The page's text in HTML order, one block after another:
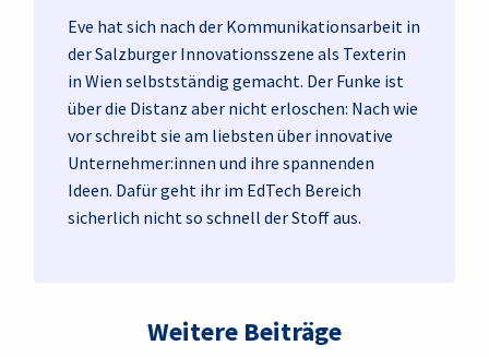
Eve hat sich nach der Kommunikationsarbeit in
der Salzburger Innovationsszene als Texterin
in Wien selbstständig gemacht. Der Funke ist
über die Distanz aber nicht erloschen: Nach wie
vor schreibt sie am liebsten über innovative
Unternehmer:innen und ihre spannenden
Ideen. Dafür geht ihr im EdTech Bereich
sicherlich nicht so schnell der Stoff aus.
Weitere Beiträge